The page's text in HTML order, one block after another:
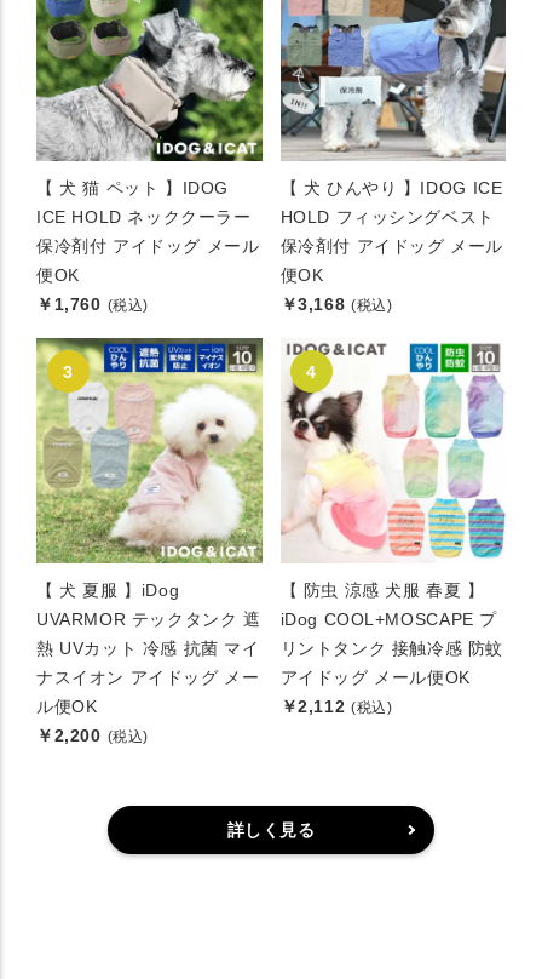
【 犬 猫 ペット 】IDOG
ICE HOLD ネッククーラー
保冷剤付 アイドッグ メール
便OK
￥1,760 (税込)
【 犬 ひんやり 】IDOG ICE
HOLD フィッシングベスト
保冷剤付 アイドッグ メール
便OK
￥3,168 (税込)
【 犬 夏服 】iDog
UVARMOR テックタンク 遮
熱 UVカット 冷感 抗菌 マイ
ナスイオン アイドッグ メー
ル便OK
￥2,200 (税込)
【 防虫 涼感 犬服 春夏 】
iDog COOL+MOSCAPE プ
リントタンク 接触冷感 防蚊
アイドッグ メール便OK
￥2,112 (税込)
詳しく見る